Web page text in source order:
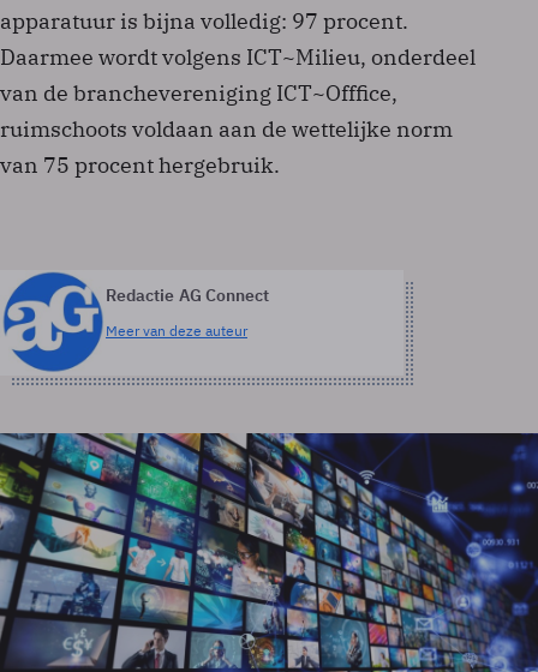
apparatuur is bijna volledig: 97 procent.
Daarmee wordt volgens ICT~Milieu, onderdeel
van de branchevereniging ICT~Offfice,
ruimschoots voldaan aan de wettelijke norm
van 75 procent hergebruik.
Redactie AG Connect
Meer van deze auteur